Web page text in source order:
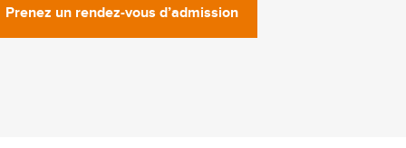
Prenez un rendez-vous d’admission